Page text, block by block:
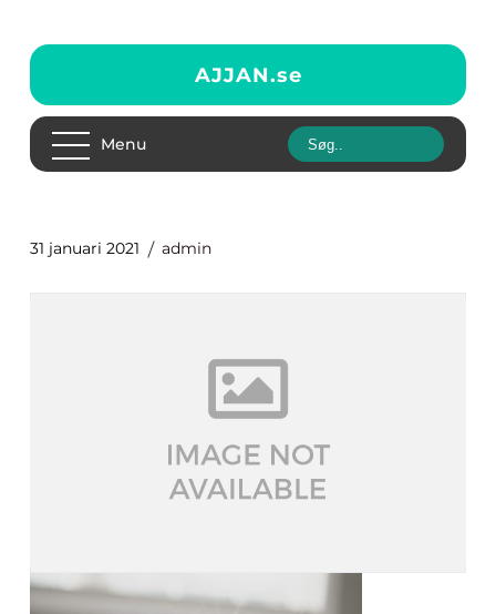
AJJAN.se
Menu
31 januari 2021 admin